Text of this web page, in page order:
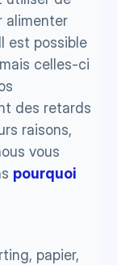
alimenter
est possible
celles-ci
des retards
vous
pourquoi
papier,